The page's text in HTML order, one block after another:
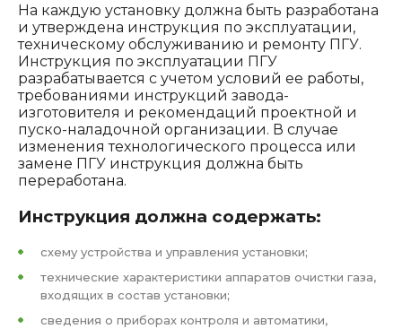
На каждую установку должна быть разработана
и утверждена инструкция по эксплуатации,
техническому обслуживанию и ремонту ПГУ.
Инструкция по эксплуатации ПГУ
разрабатывается с учетом условий ее работы,
требованиями инструкций завода-
изготовителя и рекомендаций проектной и
пуско-наладочной организации. В случае
изменения технологического процесса или
замене ПГУ инструкция должна быть
переработана.
Инструкция должна содержать:
схему устройства и управления установки;
технические характеристики аппаратов очистки газа,
входящих в состав установки;
сведения о приборах контроля и автоматики,